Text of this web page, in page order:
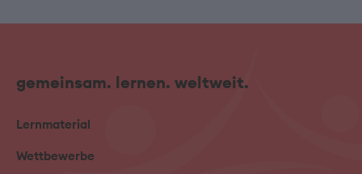
gemeinsam. lernen. weltweit.
Lernmaterial
Wettbewerbe